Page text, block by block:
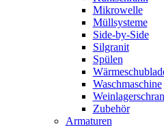
Mikrowelle
Müllsysteme
Side-by-Side
Silgranit
Spülen
Waschmaschine
Zubehör
Armaturen